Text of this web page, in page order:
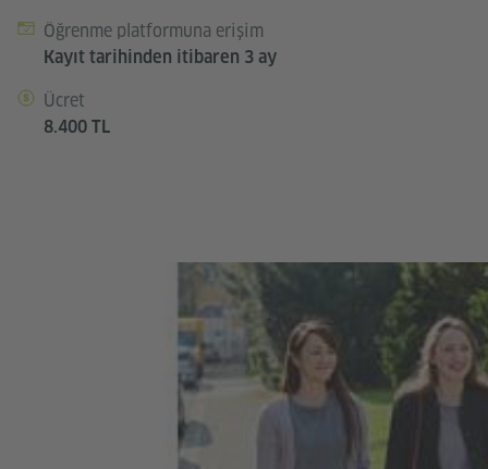
Öğrenme platformuna erişim
Kayıt tarihinden itibaren 3 ay
Ücret
8.400 TL